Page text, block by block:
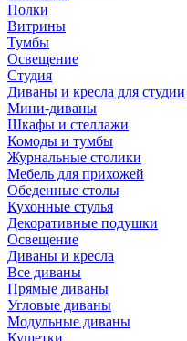
Полки
Витрины
Тумбы
Освещение
Студия
Диваны и кресла для студии
Мини-диваны
Шкафы и стеллажи
Комоды и тумбы
Журнальные столики
Мебель для прихожей
Обеденные столы
Кухонные стулья
Декоративные подушки
Освещение
Диваны и кресла
Все диваны
Прямые диваны
Угловые диваны
Модульные диваны
Кушетки